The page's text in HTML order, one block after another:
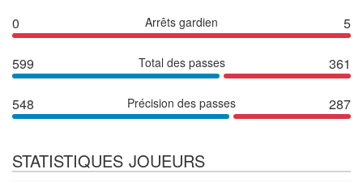
0 Arrêts gardien 5
599 Total des passes 361
548 Précision des passes 287
STATISTIQUES JOUEURS